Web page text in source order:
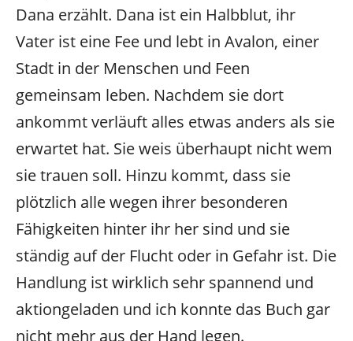
Dana erzählt. Dana ist ein Halbblut, ihr
Vater ist eine Fee und lebt in Avalon, einer
Stadt in der Menschen und Feen
gemeinsam leben. Nachdem sie dort
ankommt verläuft alles etwas anders als sie
erwartet hat. Sie weis überhaupt nicht wem
sie trauen soll. Hinzu kommt, dass sie
plötzlich alle wegen ihrer besonderen
Fähigkeiten hinter ihr her sind und sie
ständig auf der Flucht oder in Gefahr ist. Die
Handlung ist wirklich sehr spannend und
aktiongeladen und ich konnte das Buch gar
nicht mehr aus der Hand legen.